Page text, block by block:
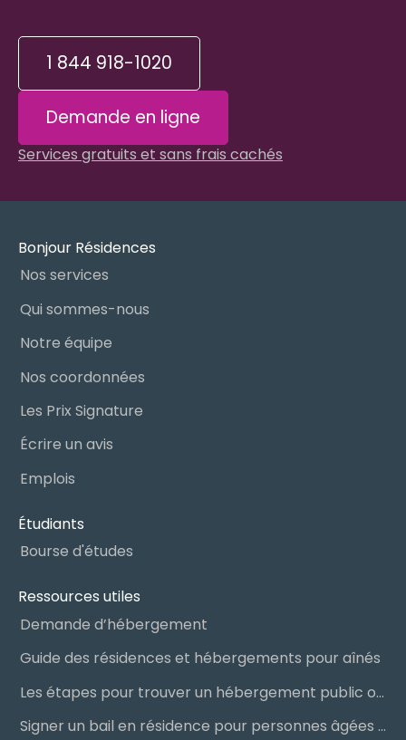
hébergement connaissent bien les ressources
disponibles àEast Broughton
région de Chaudière-Appalaches
aider à y voir clair, gratuitement et sans pression,
en tenant compte de la situation unique de votre
proche.
1 844 918-1020
Demande en ligne
Services gratuits et sans frais cachés
Bonjour Résidences
Nos services
Qui sommes-nous
Notre équipe
Nos coordonnées
Les Prix Signature
Écrire un avis
Emplois
Étudiants
Bourse d'études
Ressources utiles
Demande d’hébergement
Guide des résidences et hébergements pour aînés
Les étapes pour trouver un hébergement public ou privé
Signer un bail en résidence pour personnes âgées (RPA) : ce qu’il faut savoir